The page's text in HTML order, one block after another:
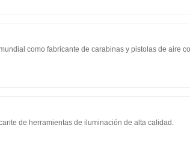
como fabricante de carabinas y pistolas de aire
de herramientas de iluminación de alta calidad.